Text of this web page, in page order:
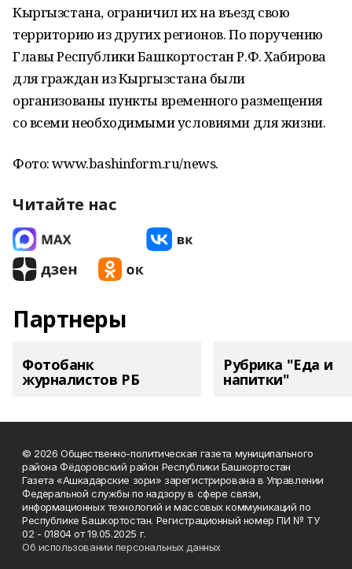
Кыргызстана, ограничил их на въезд свою
территорию из других регионов. По поручению
Главы Республики Башкортостан Р.Ф. Хабирова
для граждан из Кыргызстана были
организованы пункты временного размещения
со всеми необходимыми условиями для жизни.
Фото: www.bashinform.ru/news.
Читайте нас
Партнеры
Фотобанк
журналистов РБ
Рубрика "Еда и
напитки"
© 2026 Общественно-политическая газета муниципального
района Фёдоровский район Республики Башкортостан
Газета «Ашкадарские зори» зарегистрирована в Управлении
Федеральной службы по надзору в сфере связи,
информационных технологий и массовых коммуникаций по
Республике Башкортостан. Регистрационный номер ПИ № ТУ
02 - 01804 от 19.05.2025 г.
Об использовании персональных данных